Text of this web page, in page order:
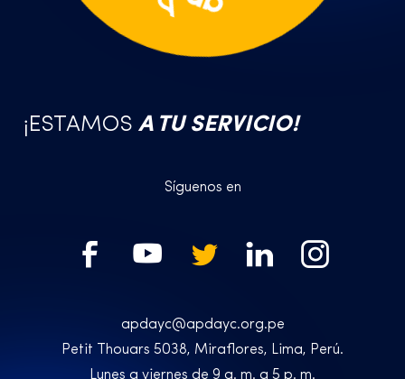
¡ESTAMOS A TU SERVICIO!
Síguenos en
apdayc@apdayc.org.pe
Petit Thouars 5038, Miraflores, Lima, Perú.
Lunes a viernes de 9 a. m. a 5 p. m.